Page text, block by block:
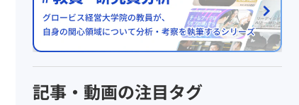
記事・動画の注目タグ